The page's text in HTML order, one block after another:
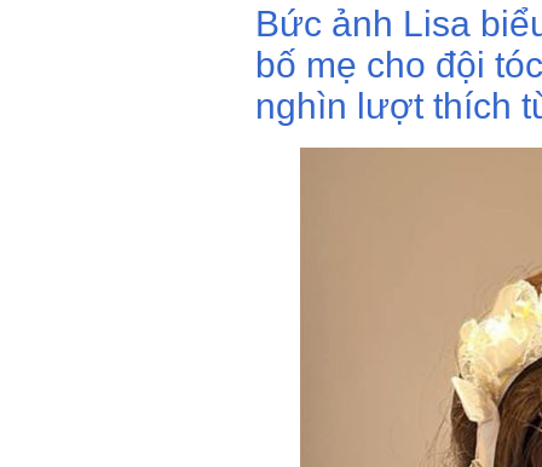
Bức ảnh Lisa
bố mẹ cho đội
nghìn lượt thích